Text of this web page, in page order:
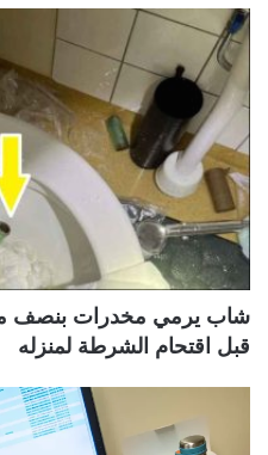
شاب يرمي مخدرات بنصف
قبل اقتحام الشرطة لمنزله